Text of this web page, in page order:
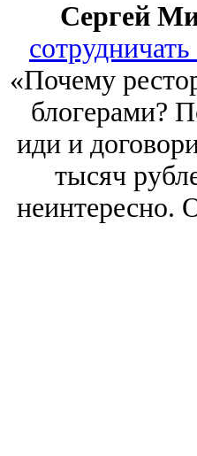
Сергей
«Почему
блогерами?
иди и
тысяч
неинтересно.